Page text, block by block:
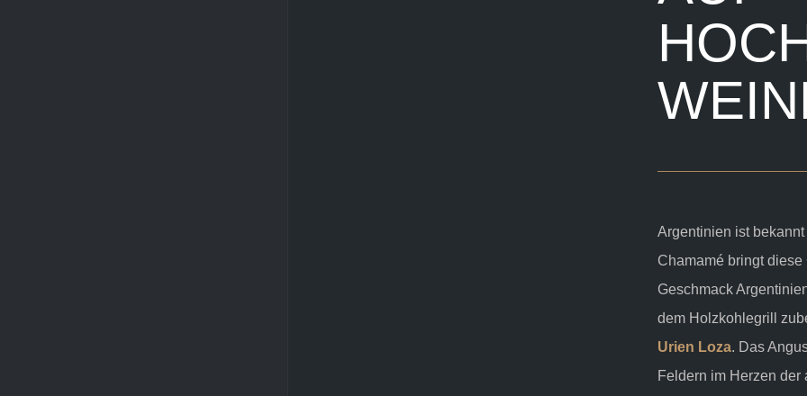
Argentinien ist bekannt
Chamamé bringt
Geschmack
dem Holzkohlegrill
Urien Loza. Das
Feldern im Herzen